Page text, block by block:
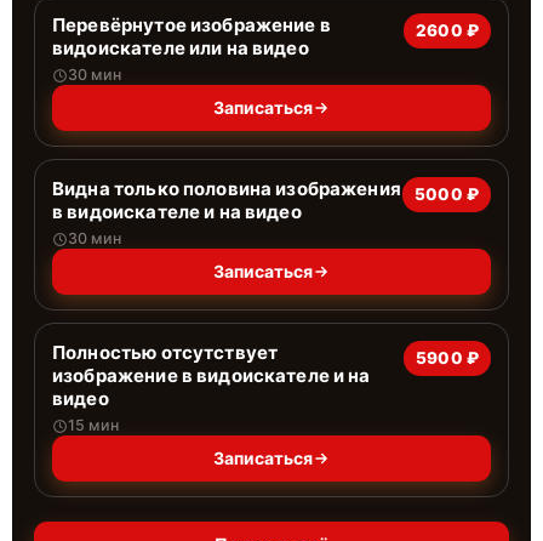
Перевёрнутое изображение в
видоискателе или на видео
30 мин
2600 ₽
Записаться
Видна только половина изображения
в видоискателе и на видео
30 мин
5000 ₽
Записаться
Полностью отсутствует
изображение в видоискателе и на
видео
15 мин
5900 ₽
Записаться